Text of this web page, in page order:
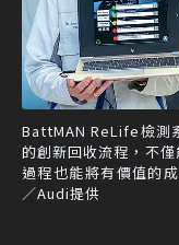
BattMAN ReLife檢測
的創新回收流程，不
過程也能將有價值的
／Audi提供